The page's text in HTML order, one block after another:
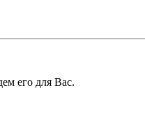
его для Вас.